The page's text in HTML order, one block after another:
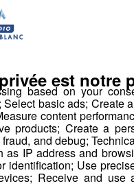
2022 à 16h44
based on your
basic ads; Create
content
products; Create a
and debug;
IP address and
Use
Receive and use
est notre